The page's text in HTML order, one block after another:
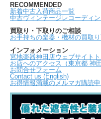
RECOMMENDED
新着中古入荷商品一覧
中古ヴィンテージレコーディ
買取り・下取りのご相談
お手持ちの楽器・機材の買取
インフォメーション
宮地楽器神田店ウェブサイト
お店へのアクセス（東京都 神
お問合せフォーム
Contact us (English)
お得情報満載のメルマガ購読